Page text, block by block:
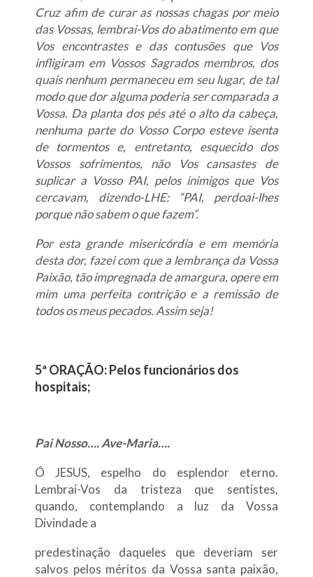
Cruz afim de curar as nossas chagas por meio
das Vossas, lembrai-Vos do abatimento em que
Vos encontrastes e das contusões que Vos
infligiram em Vossos Sagrados membros, dos
quais nenhum permaneceu em seu lugar, de tal
modo que dor alguma poderia ser comparada a
Vossa. Da planta dos pés até o alto da cabeça,
nenhuma parte do Vosso Corpo esteve isenta
de tormentos e, entretanto, esquecido dos
Vossos sofrimentos, não Vos cansastes de
suplicar a Vosso PAI, pelos inimigos que Vos
cercavam, dizendo-LHE: “PAI, perdoai-lhes
porque não sabem o que fazem”.
Por esta grande misericórdia e em memória
desta dor, fazei com que a lembrança da Vossa
Paixão, tão impregnada de amargura, opere em
mim uma perfeita contrição e a remissão de
todos os meus pecados. Assim seja!
5ª ORAÇÃO: Pelos funcionários dos
hospitais;
Pai Nosso…. Ave-Maria….
Ó JESUS, espelho do esplendor eterno.
Lembrai-Vos da tristeza que sentistes,
quando, contemplando a luz da Vossa
Divindade a
predestinação daqueles que deveriam ser
salvos pelos méritos da Vossa santa paixão,